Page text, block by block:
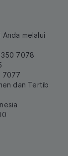
melalui
7078
7077
dan Tertib